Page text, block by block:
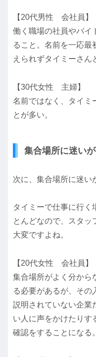
【20代男性 会社員】
働く職場の社員やバイ
ること。名前を一応最
えられずタイミーさん
【30代女性 主婦】
名前ではなく、タイミ
とが多い。
集合場所に迷い
次に、集合場所に迷い
タイミーで仕事に行く
とんどなので、スタッ
大変ですよね。
【20代女性 会社員】
集合場所がよく分から
る必要があるが、その
説明されていない企業
い人に声をかけたりす
確認をすることになる。